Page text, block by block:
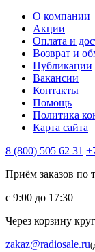
О компании
Акции
Оплата и
Возврат и
Публикации
Вакансии
Контакты
Помощь
Политика
Карта сайта
8 (800) 505 62 31
Приём заказов по
с 9:00 до 17:30
Через корзину
zakaz@radiosale.ru